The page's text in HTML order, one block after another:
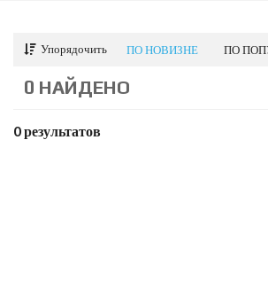
Упорядочить ПО НОВИЗНЕ ПО
0 НАЙДЕНО
0 результатов